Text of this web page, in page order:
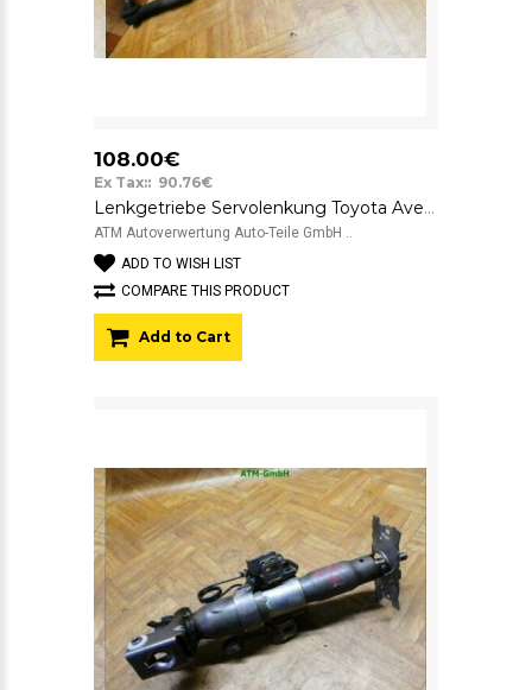
108.00€
Ex Tax:: 90.76€
Lenkgetriebe Servolenkung Toyota Avensis T25 EN AC 46000 891501172 ZF
ATM Autoverwertung Auto-Teile GmbH ..
ADD TO WISH LIST
COMPARE THIS PRODUCT
Add to Cart